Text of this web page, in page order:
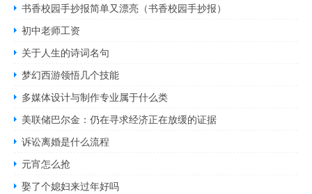
书香校园手抄报简单又漂亮（书香校园手抄报）
初中老师工资
关于人生的诗词名句
梦幻西游领悟几个技能
多媒体设计与制作专业属于什么类
美联储巴尔金：仍在寻求经济正在放缓的证据
诉讼离婚是什么流程
元宵怎么抢
娶了个媳妇来过年好吗